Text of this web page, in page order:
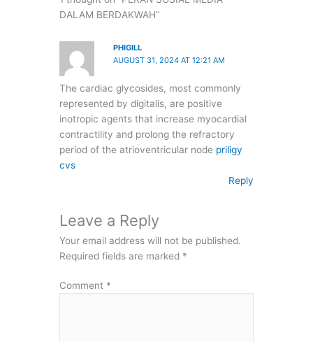
DALAM BERDAKWAH”
PHIGILL
AUGUST 31, 2024 AT 12:21 AM
The cardiac glycosides, most commonly
represented by digitalis, are positive
inotropic agents that increase myocardial
contractility and prolong the refractory
period of the atrioventricular node priligy
cvs
Reply
Leave a Reply
Your email address will not be published.
Required fields are marked *
Comment *